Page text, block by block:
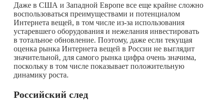
Даже в США и Западной Европе все еще крайне сложно
воспользоваться преимуществами и потенциалом
Интернета вещей, в том числе из-за использования
устаревшего оборудования и нежелания инвестировать
в тотальное обновление. Поэтому, даже если текущая
оценка рынка Интернета вещей в России не выглядит
значительной, для самого рынка цифра очень значима,
поскольку в том числе показывает положительную
динамику роста.
Российский след